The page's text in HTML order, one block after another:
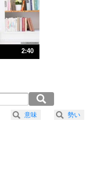
い原因は、行動しないから。
の方法
もの。
りを優しさで表現する。
2:40
意味 勢い